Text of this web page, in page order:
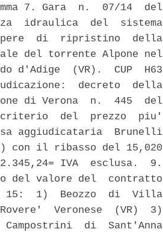
7. Gara  n.  07/14  del
idraulica  del  sistema
di  ripristino  della
del torrente Alpone nel
d'Adige  (VR).  CUP  H63
decreto  della
di Verona  n.  445  del
criterio  del  prezzo  piu'
aggiudicataria  Brunelli
con il ribasso del 15,020
IVA  esclusa.  9.
del valore del  contratto
15:  1)  Beozzo  di  Villa
Veronese  (VR)  3)
di  Sant'Anna